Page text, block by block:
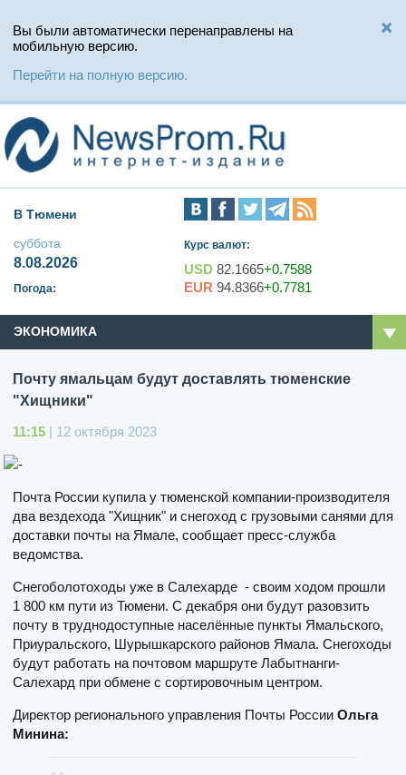
Вы были автоматически перенаправлены на
мобильную версию.
Перейти на полную версию.
В Тюмени
суббота
8.08.2026
Погода:
Курс валют:
USD 82.1665+0.7588
EUR 94.8366+0.7781
ЭКОНОМИКА
Почту ямальцам будут доставлять тюменские
"Хищники"
11:15 | 12 октября 2023
Почта России купила у тюменской компании-производителя
два вездехода "Хищник" и снегоход с грузовыми санями для
доставки почты на Ямале, сообщает пресс-служба
ведомства.
Снегоболотоходы уже в Салехарде - своим ходом прошли
1 800 км пути из Тюмени. С декабря они будут разовзить
почту в труднодоступные населённые пункты Ямальского,
Приуральского, Шурышкарского районов Ямала. Снегоходы
будут работать на почтовом маршруте Лабытнанги-
Салехард при обмене с сортировочным центром.
Директор регионального управления Почты России Ольга
Минина: